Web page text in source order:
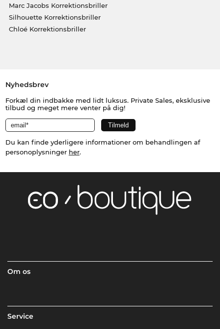
Marc Jacobs Korrektionsbriller
Silhouette Korrektionsbriller
Chloé Korrektionsbriller
Nyhedsbrev
Forkæl din indbakke med lidt luksus. Private Sales, eksklusive
tilbud og meget mere venter på dig!
Du kan finde yderligere informationer om behandlingen af
personoplysninger her.
Om os
Service